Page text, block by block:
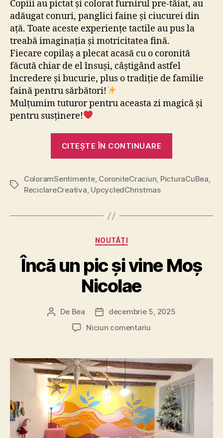
Copiii au pictat și colorat furnirul pre-tăiat, au
adăugat conuri, panglici faine și ciucurei din
ață. Toate aceste experiențe tactile au pus la
treabă imaginația și motricitatea fină.
Fiecare copilaș a plecat acasă cu o coronită
făcută chiar de el însuși, câștigând astfel
încredere și bucurie, plus o tradiție de familie
faină pentru sărbători!
Mulțumim tuturor pentru aceasta zi magică și
pentru susținere!
CITEȘTE ÎN CONTINUARE
sâmbata
Etichete
ColoramSentimente, CoroniteCraciun, PicturaCuBea,
ReciclareCreativa, UpcycledChristmas
Categorii
NOUTĂȚI
Încă un pic și vine Moș
Nicolae
Autor
articol
De Bea
Dată
articol
decembrie 5, 2025
Niciun comentariula
pic
și
vine
Nicolae